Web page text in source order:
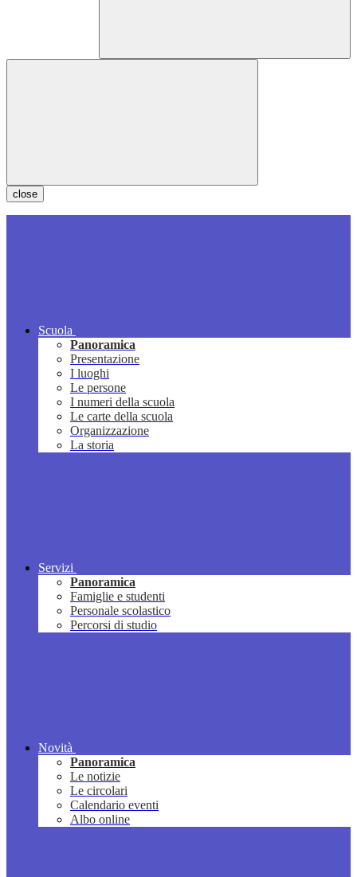
close
Scuola
Panoramica
Presentazione
I luoghi
Le persone
I numeri della scuola
Le carte della scuola
Organizzazione
La storia
Servizi
Panoramica
Famiglie e studenti
Personale scolastico
Percorsi di studio
Novità
Panoramica
Le notizie
Le circolari
Calendario eventi
Albo online